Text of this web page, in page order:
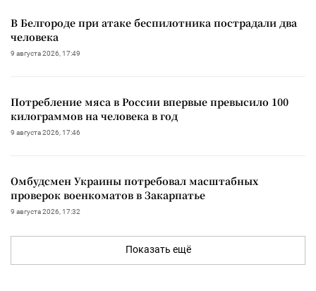
В Белгороде при атаке беспилотника пострадали два
человека
9 августа 2026, 17:49
Потребление мяса в России впервые превысило 100
килограммов на человека в год
9 августа 2026, 17:46
Омбудсмен Украины потребовал масштабных
проверок военкоматов в Закарпатье
9 августа 2026, 17:32
Показать ещё